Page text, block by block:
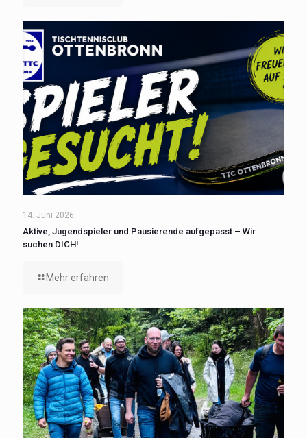
14. Juni 2026
Aktive, Jugendspieler und Pausierende aufgepasst – Wir
suchen DICH!
Mehr erfahren